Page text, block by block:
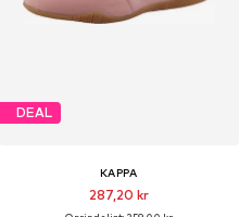
DEAL
KAPPA
287,20 kr